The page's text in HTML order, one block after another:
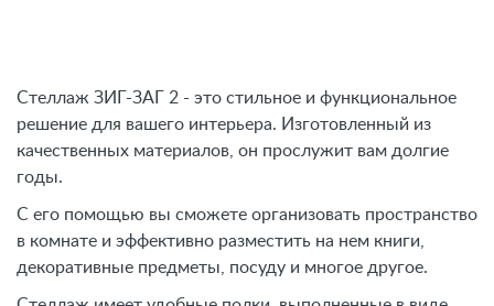
Стеллаж ЗИГ-ЗАГ 2 - это стильное и функциональное
решение для вашего интерьера. Изготовленный из
качественных материалов, он прослужит вам долгие
годы.
С его помощью вы сможете организовать пространство
в комнате и эффективно разместить на нем книги,
декоративные предметы, посуду и многое другое.